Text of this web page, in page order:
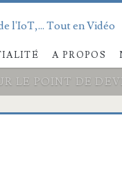
l'IoT,... Tout en Vidéo
A PROPOS
LE POINT DE